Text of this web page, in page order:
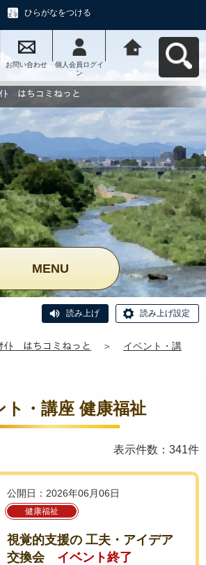
ひらがなをつける
お問い合わせ
個人会員ログイ
ン
動応援ｻｲﾄ はち
コミねっとへ戻
ﾄ はちコミねっと
MENU
読み上げ 読み上げ設定
ｲﾄ はちコミねっと ＞
イベント・講
ト・講座 健康福祉
表示件数：341件
公開日：2026年06月06日
健康福祉
視覚的支援の 工夫・アイデア
交換会
イベント終了